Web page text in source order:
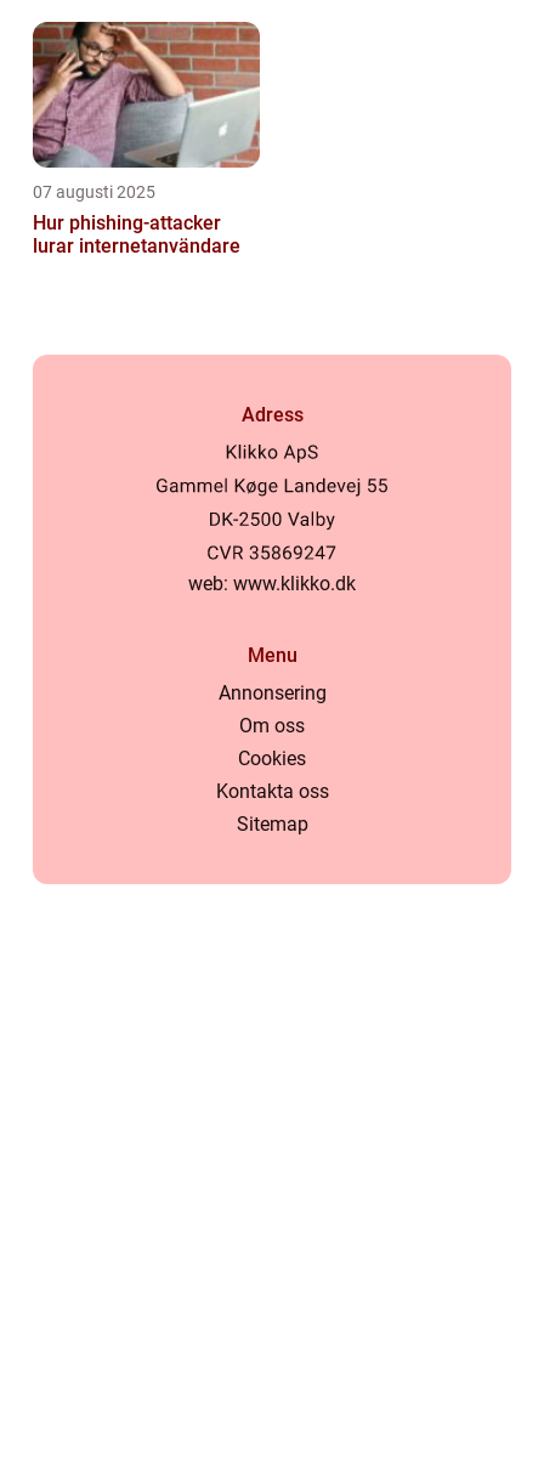
07 augusti 2025
Hur phishing-attacker
lurar internetanvändare
Adress
web: www.klikko.dk
Menu
Annonsering
Om oss
Cookies
Kontakta oss
Sitemap